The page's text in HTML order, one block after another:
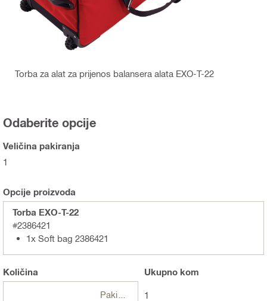
Torba za alat za prijenos balansera alata EXO-T-22
Odaberite opcije
Veličina pakiranja
1
Opcije proizvoda
Torba EXO-T-22
#2386421
1x Soft bag 2386421
Količina Ukupnokom
1